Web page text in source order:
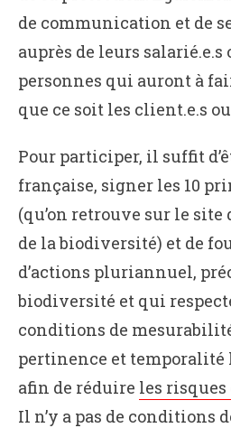
de communication et de
auprès de leurs salarié.e.s
personnes qui auront à
que ce soit les client.e.s
Pour participer, il suffit
française, signer les 10
(qu’on retrouve sur le site
de la biodiversité) et de
d’actions pluriannuel,
biodiversité et qui
conditions de
pertinence et
afin de réduire les
Il n’y a pas de conditions